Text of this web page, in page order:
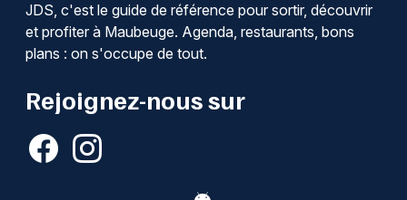
JDS, c'est le guide de référence pour sortir, découvrir
et profiter à Maubeuge. Agenda, restaurants, bons
plans : on s'occupe de tout.
Rejoignez-nous sur